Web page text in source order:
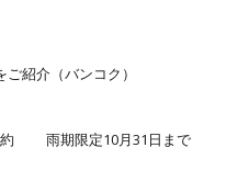
紹介（バンコク）
約 雨期限定10月31日まで